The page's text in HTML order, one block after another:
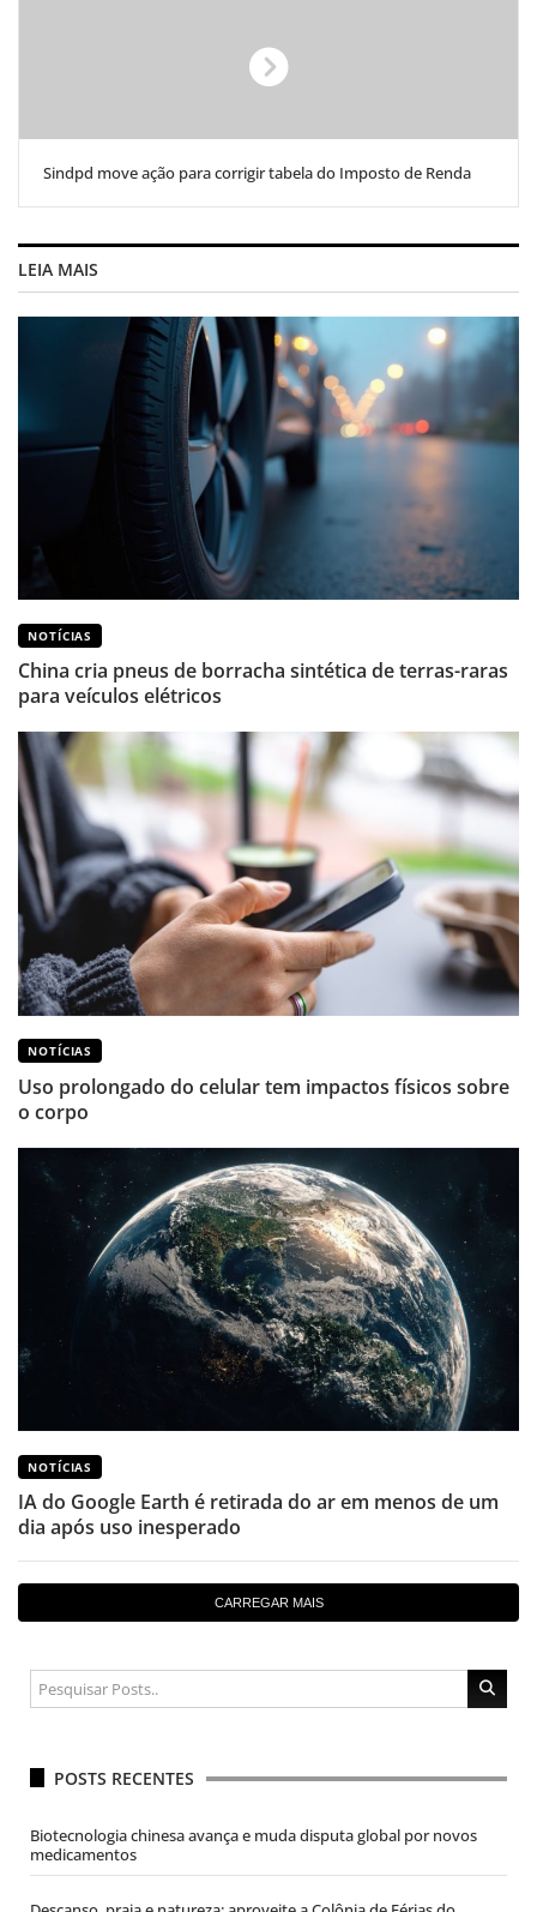
Sindpd move ação para corrigir tabela do Imposto de Renda
LEIA MAIS
NOTÍCIAS
China cria pneus de borracha sintética de terras-raras
para veículos elétricos
NOTÍCIAS
Uso prolongado do celular tem impactos físicos sobre
o corpo
NOTÍCIAS
IA do Google Earth é retirada do ar em menos de um
dia após uso inesperado
CARREGAR MAIS
POSTS RECENTES
Biotecnologia chinesa avança e muda disputa global por novos
medicamentos